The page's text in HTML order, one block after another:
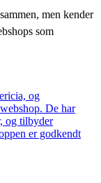
men kender
som
og
De har
og tilbyder
er godkendt